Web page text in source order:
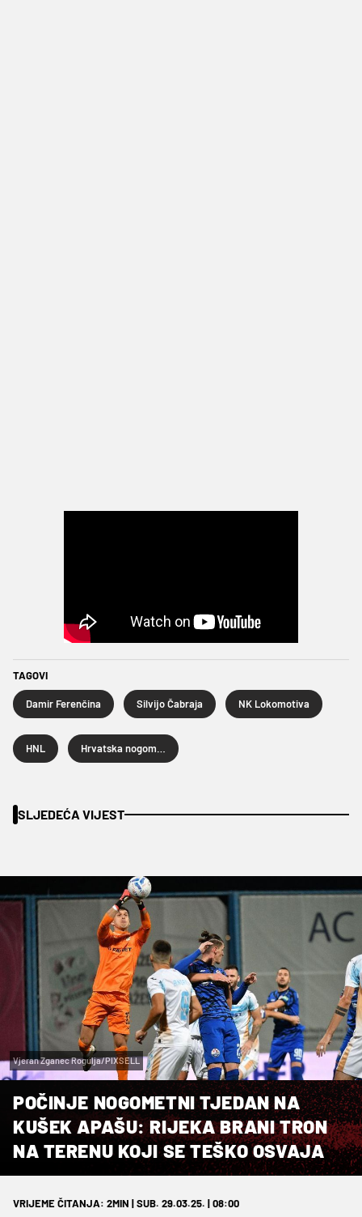
TAGOVI
Damir Ferenčina Silvijo Čabraja NK Lokomotiva
HNL
SLJEDEĆA VIJEST
Vjeran Zganec Rogulja/PIXSELL
POČINJE NOGOMETNI TJEDAN NA
KUŠEK APAŠU: RIJEKA BRANI TRON
NA TERENU KOJI SE TEŠKO OSVAJA
VRIJEME ČITANJA: 2MIN | SUB. 29.03.25. | 08:00